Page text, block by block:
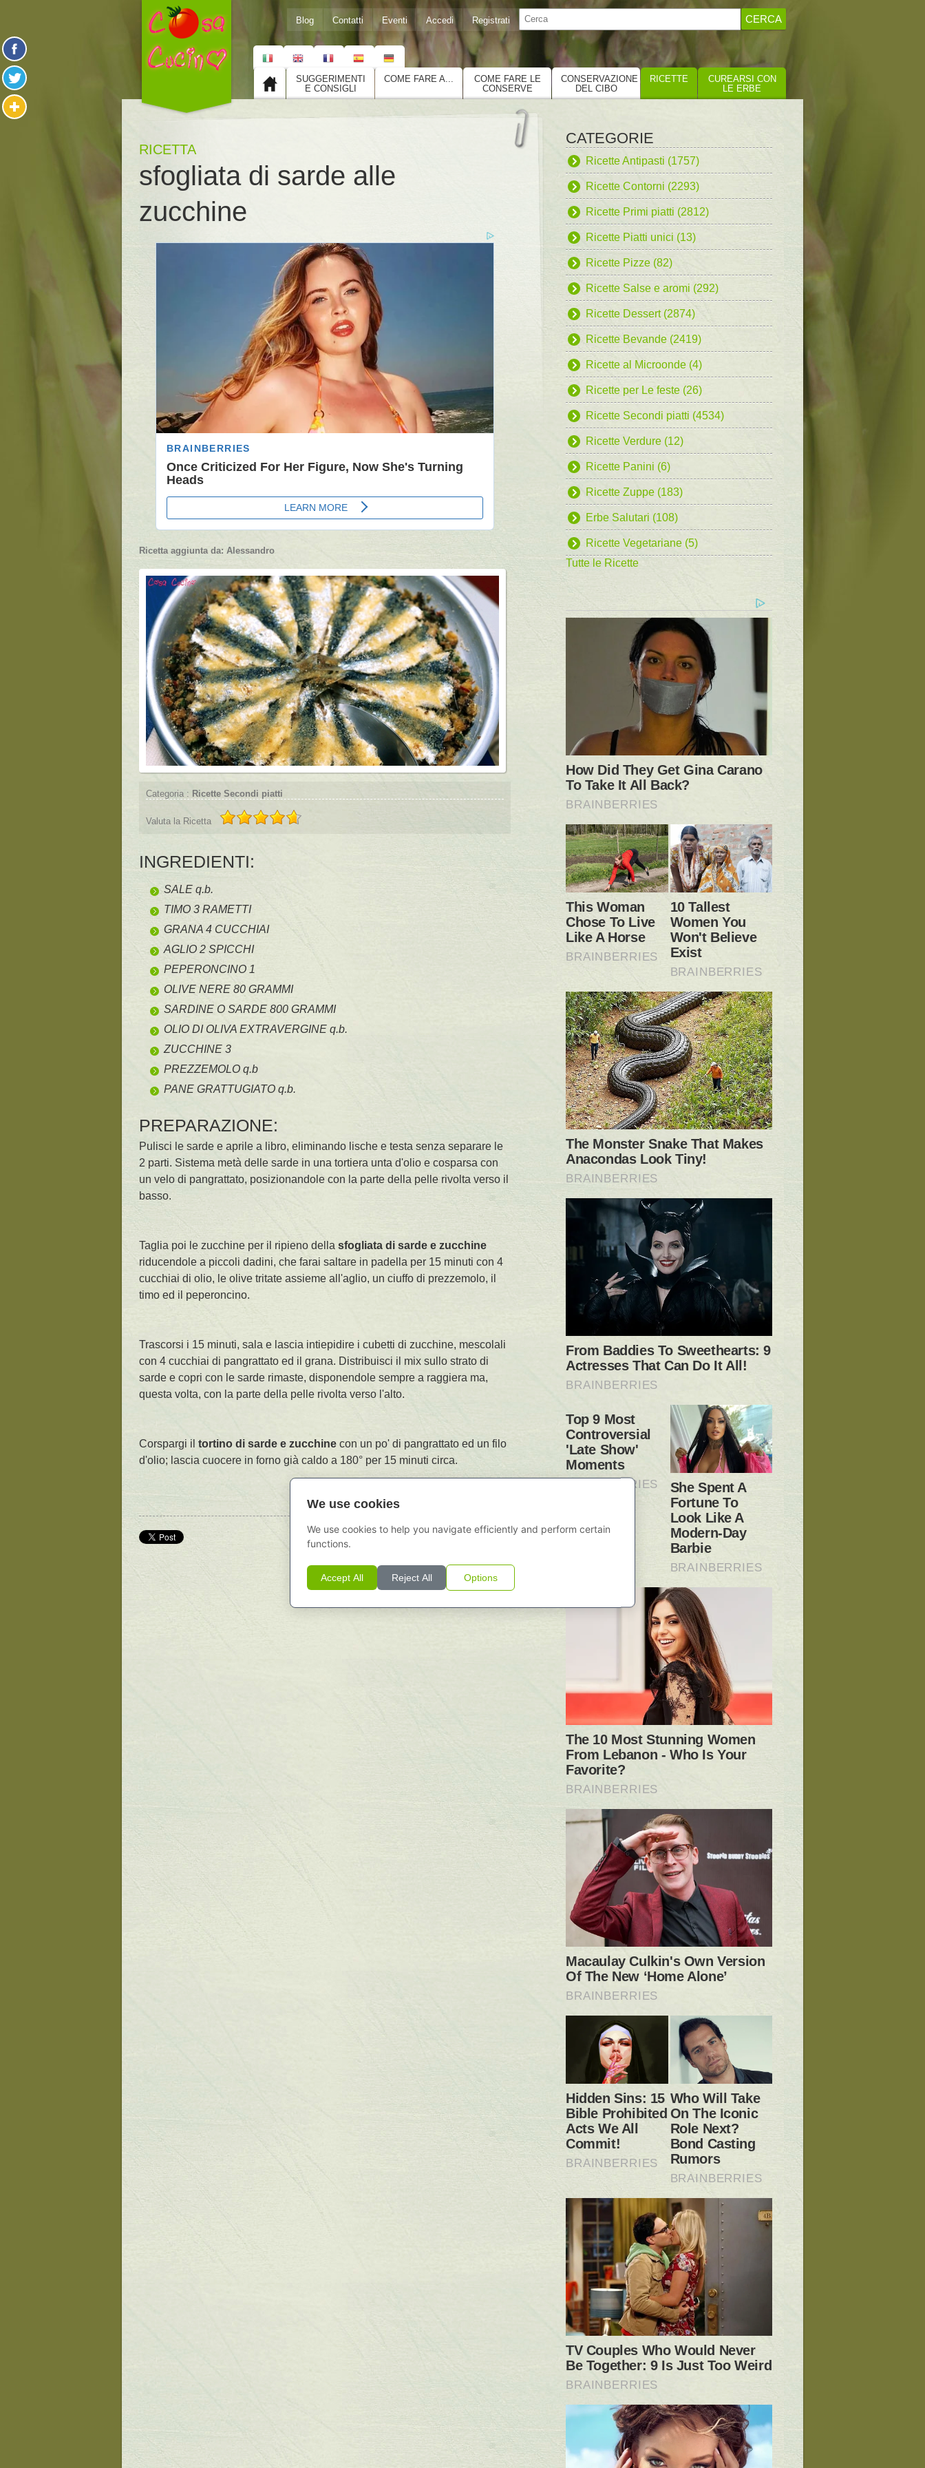
Registrati
Accedi
Eventi
Contatti
Blog
SUGGERIMENTI
E CONSIGLI
COME FARE A...
COME FARE LE
CONSERVE
CONSERVAZIONE
DEL CIBO
RICETTE
CUREARSI CON
LE ERBE
RICETTA
sfogliata di sarde alle
zucchine
Ricetta aggiunta da: Alessandro
Categoria : Ricette Secondi piatti
Valuta la Ricetta
INGREDIENTI:
SALE q.b.
TIMO 3 RAMETTI
GRANA 4 CUCCHIAI
AGLIO 2 SPICCHI
PEPERONCINO 1
OLIVE NERE 80 GRAMMI
SARDINE O SARDE 800 GRAMMI
OLIO DI OLIVA EXTRAVERGINE q.b.
ZUCCHINE 3
PREZZEMOLO q.b
PANE GRATTUGIATO q.b.
PREPARAZIONE:
Pulisci le sarde e aprile a libro, eliminando lische e testa senza separare le
2 parti. Sistema metà delle sarde in una tortiera unta d'olio e cosparsa con
un velo di pangrattato, posizionandole con la parte della pelle rivolta verso il
basso.
Taglia poi le zucchine per il ripieno della sfogliata di sarde e zucchine
riducendole a piccoli dadini, che farai saltare in padella per 15 minuti con 4
cucchiai di olio, le olive tritate assieme all'aglio, un ciuffo di prezzemolo, il
timo ed il peperoncino.
Trascorsi i 15 minuti, sala e lascia intiepidire i cubetti di zucchine, mescolali
con 4 cucchiai di pangrattato ed il grana. Distribuisci il mix sullo strato di
sarde e copri con le sarde rimaste, disponendole sempre a raggiera ma,
questa volta, con la parte della pelle rivolta verso l'alto.
Corspargi il tortino di sarde e zucchine con un po' di pangrattato ed un filo
d'olio; lascia cuocere in forno già caldo a 180° per 15 minuti circa.
Stampa la Ricetta
CATEGORIE
Ricette Antipasti (1757)
Ricette Contorni (2293)
Ricette Primi piatti (2812)
Ricette Piatti unici (13)
Ricette Pizze (82)
Ricette Salse e aromi (292)
Ricette Dessert (2874)
Ricette Bevande (2419)
Ricette al Microonde (4)
Ricette per Le feste (26)
Ricette Secondi piatti (4534)
Ricette Verdure (12)
Ricette Panini (6)
Ricette Zuppe (183)
Erbe Salutari (108)
Ricette Vegetariane (5)
Tutte le Ricette
We use cookies
We use cookies to help you navigate efficiently and perform certain
functions.
Accept All Reject All Options